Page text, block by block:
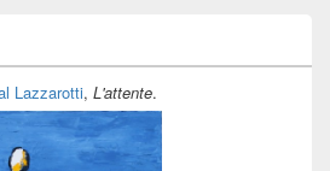
Lazzarotti, L'attente.